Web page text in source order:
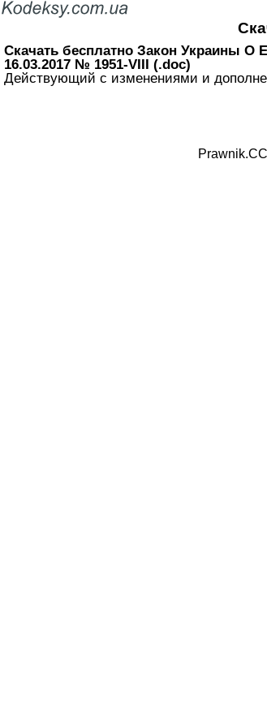
Скачать бесплатно Закон Украины О
16.03.2017 № 1951-VIII (.doc)
Действующий с изменениями и